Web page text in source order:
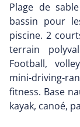
Plage de
bassin pour
piscine. 2
terrain
Football,
mini-driving-
fitness. Base
kayak, canoé,